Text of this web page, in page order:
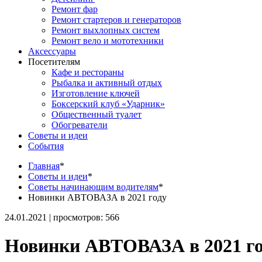
Ремонт фар
Ремонт стартеров и генераторов
Ремонт выхлопных систем
Ремонт вело и мототехники
Аксессуары
Посетителям
Кафе и рестораны
Рыбалка и активный отдых
Изготовление ключей
Боксерский клуб «Ударник»
Общественный туалет
Обогреватели
Советы и идеи
События
Главная*
Советы и идеи*
Советы начинающим водителям*
Новинки АВТОВАЗА в 2021 году
24.01.2021 | просмотров: 566
Новинки АВТОВАЗА в 2021